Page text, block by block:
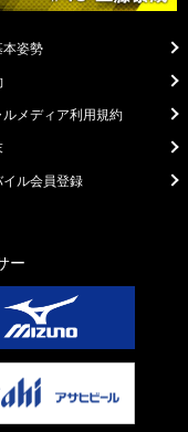
姿勢
ルメディア利用規約
ル会員登録
ー